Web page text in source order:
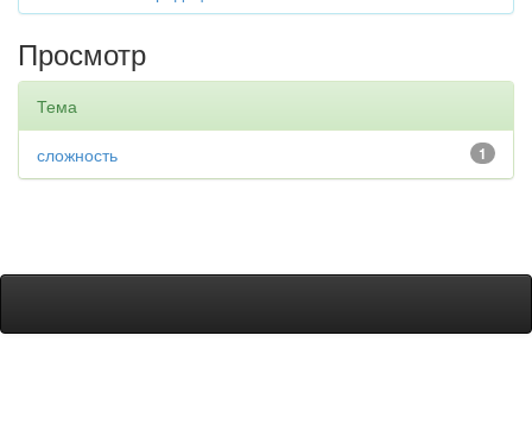
Просмотр
Тема
1
сложность